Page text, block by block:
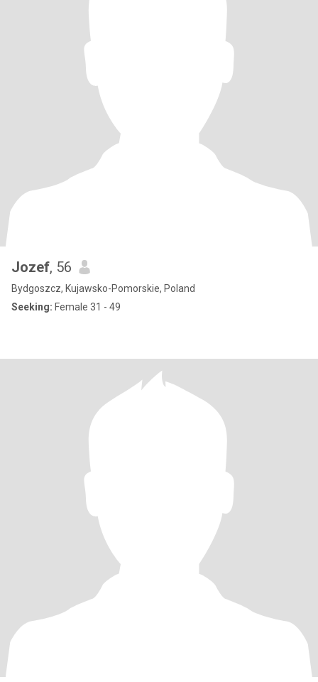
Jozef, 56
Bydgoszcz, Kujawsko-Pomorskie, Poland
Seeking: Female 31 - 49